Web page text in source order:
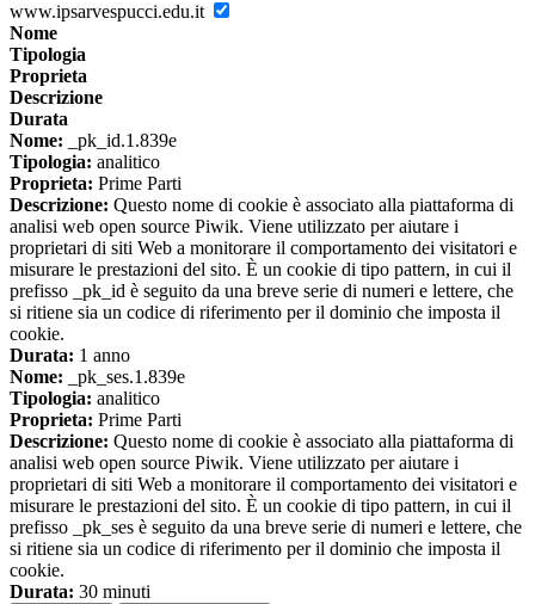
www.ipsarvespucci.edu.it
Nome
Tipologia
Proprieta
Descrizione
Durata
Nome: _pk_id.1.839e
Tipologia: analitico
Proprieta: Prime Parti
Descrizione: Questo nome di cookie è associato alla piattaforma di
analisi web open source Piwik. Viene utilizzato per aiutare i
proprietari di siti Web a monitorare il comportamento dei visitatori e
misurare le prestazioni del sito. È un cookie di tipo pattern, in cui il
prefisso _pk_id è seguito da una breve serie di numeri e lettere, che
si ritiene sia un codice di riferimento per il dominio che imposta il
cookie.
Durata: 1 anno
Nome: _pk_ses.1.839e
Tipologia: analitico
Proprieta: Prime Parti
Descrizione: Questo nome di cookie è associato alla piattaforma di
analisi web open source Piwik. Viene utilizzato per aiutare i
proprietari di siti Web a monitorare il comportamento dei visitatori e
misurare le prestazioni del sito. È un cookie di tipo pattern, in cui il
prefisso _pk_ses è seguito da una breve serie di numeri e lettere, che
si ritiene sia un codice di riferimento per il dominio che imposta il
cookie.
Durata: 30 minuti